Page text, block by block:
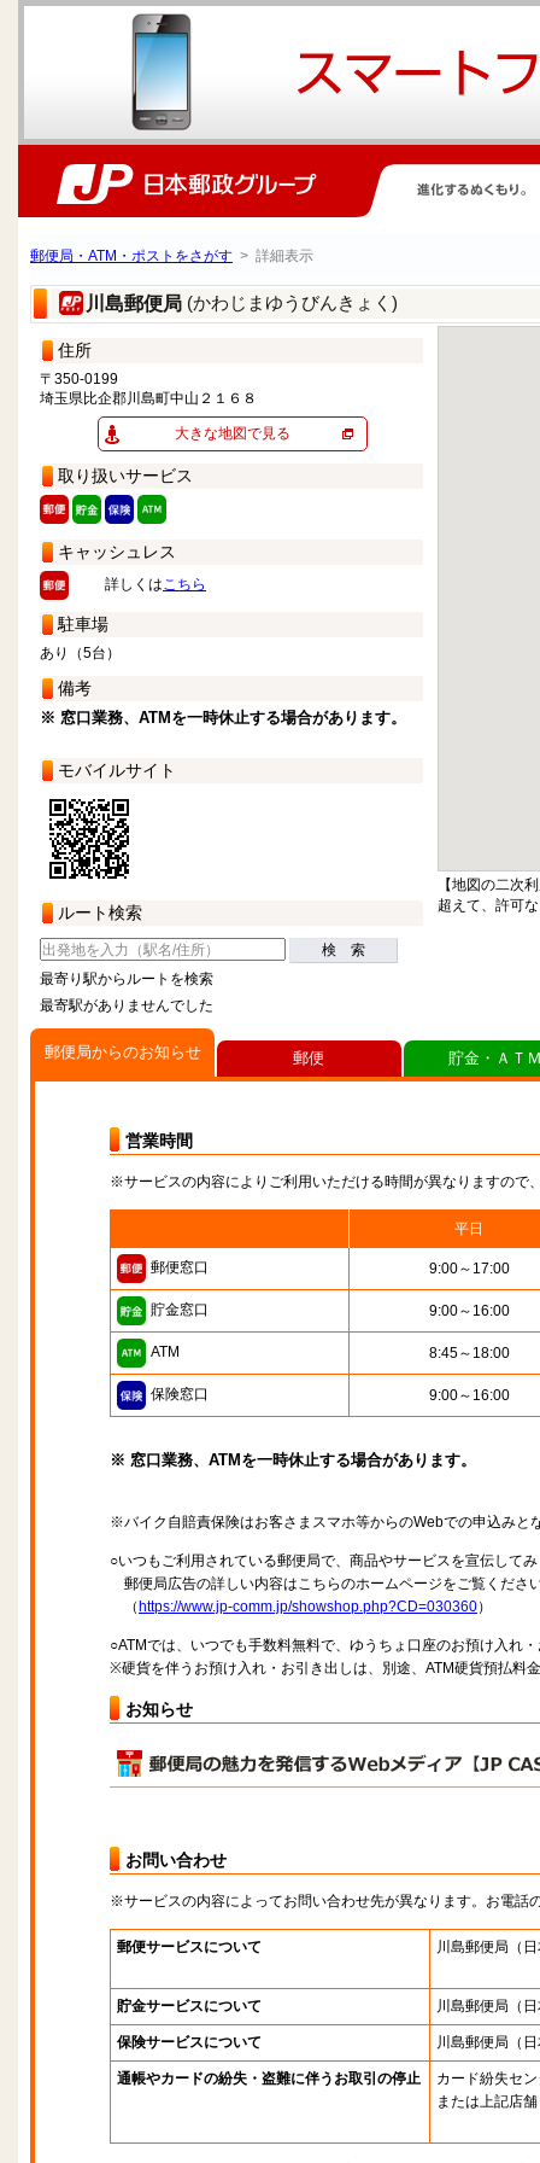
郵便局・ATM・ポストをさがす > 詳細表示
川島郵便局 (かわじまゆうびんきょく)
住所
〒350-0199
埼玉県比企郡川島町中山２１６８
大きな地図で見る
取り扱いサービス
キャッシュレス
詳しくはこちら
駐車場
あり（5台）
備考
※ 窓口業務、ATMを一時休止する場合があります。
モバイルサイト
ルート検索
検 索
最寄り駅からルートを検索
最寄駅がありませんでした
【地図の二次
超えて、許可
郵便局からのお知らせ
営業時間
※サービスの内容によりご利用いただける時間が異なりますので
平日
郵便窓口 9:00～17:00
貯金窓口 9:00～16:00
ATM 8:45～18:00
保険窓口 9:00～16:00
※ 窓口業務、ATMを一時休止する場合があります。
※バイク自賠責保険はお客さまスマホ等からのWebでの申込みと
○いつもご利用されている郵便局で、商品やサービスを宣伝して
郵便局広告の詳しい内容はこちらのホームページをご覧くださ
（ https://www.jp-comm.jp/showshop.php?CD=030360）
○ATMでは、いつでも手数料無料で、ゆうちょ口座のお預け入れ
※硬貨を伴うお預け入れ・お引き出しは、別途、ATM硬貨預払料
お知らせ
お問い合わせ
※サービスの内容によってお問い合わせ先が異なります。お電話
郵便サービスについて 川島郵便局 （
貯金サービスについて 川島郵便局 （
保険サービスについて 川島郵便局 （
通帳やカードの紛失・盗難に伴うお取引の停止
カード紛失セ
または上記店舗
郵便 貯金・ＡＴ